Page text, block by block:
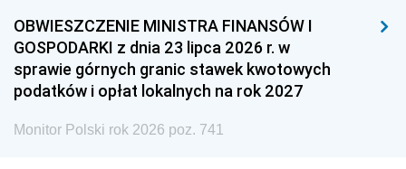
OBWIESZCZENIE MINISTRA FINANSÓW I
GOSPODARKI z dnia 23 lipca 2026 r. w
sprawie górnych granic stawek kwotowych
podatków i opłat lokalnych na rok 2027
Monitor Polski rok 2026 poz. 741